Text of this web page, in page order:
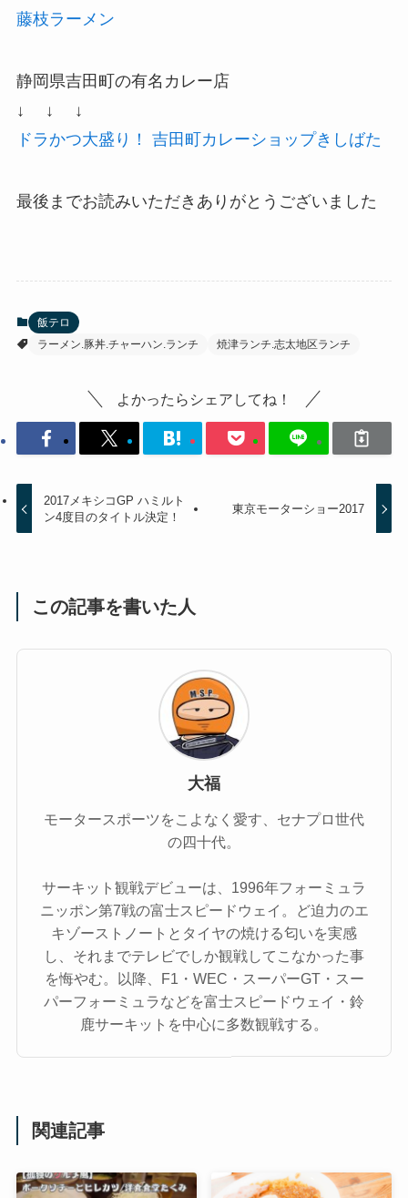
藤枝ラーメン
静岡県吉田町の有名カレー店
↓ ↓ ↓
ドラかつ大盛り！ 吉田町カレーショップきしばた
最後までお読みいただきありがとうございました
飯テロ
ラーメン.豚丼.チャーハン.ランチ
焼津ランチ.志太地区ランチ
よかったらシェアしてね！
2017メキシコGP ハミルト
ン4度目のタイトル決定！
東京モーターショー2017
この記事を書いた人
大福
モータースポーツをこよなく愛す、セナプロ世代
の四十代。
サーキット観戦デビューは、1996年フォーミュラ
ニッポン第7戦の富士スピードウェイ。ど迫力のエ
キゾーストノートとタイヤの焼ける匂いを実感
し、それまでテレビでしか観戦してこなかった事
を悔やむ。以降、F1・WEC・スーパーGT・スー
パーフォーミュラなどを富士スピードウェイ・鈴
鹿サーキットを中心に多数観戦する。
関連記事